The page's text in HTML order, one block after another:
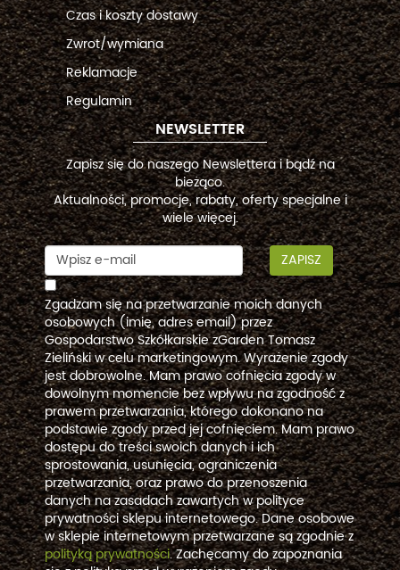
Czas i koszty dostawy
Zwrot/wymiana
Reklamacje
Regulamin
NEWSLETTER
Zapisz się do naszego Newslettera i bądź na
bieżąco.
Aktualności, promocje, rabaty, oferty specjalne i
wiele więcej.
ZAPISZ
Zgadzam się na przetwarzanie moich danych
osobowych (imię, adres email) przez
Gospodarstwo Szkółkarskie zGarden Tomasz
Zieliński w celu marketingowym. Wyrażenie zgody
jest dobrowolne. Mam prawo cofnięcia zgody w
dowolnym momencie bez wpływu na zgodność z
prawem przetwarzania, którego dokonano na
podstawie zgody przed jej cofnięciem. Mam prawo
dostępu do treści swoich danych i ich
sprostowania, usunięcia, ograniczenia
przetwarzania, oraz prawo do przenoszenia
danych na zasadach zawartych w polityce
prywatności sklepu internetowego. Dane osobowe
w sklepie internetowym przetwarzane są zgodnie z
polityką prywatności. Zachęcamy do zapoznania